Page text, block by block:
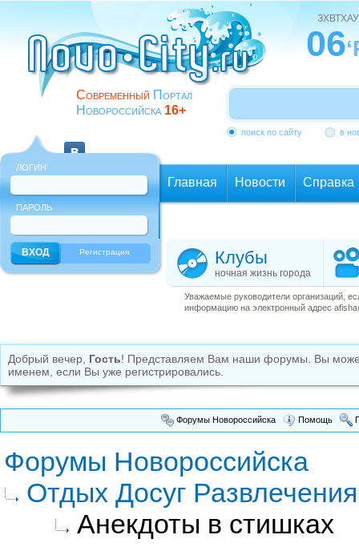
Современный Портал
Новороссийска 16+
ЗХВТХАУ
06
поиск по сайту в
ЛОГИН
ПАРОЛЬ
Регистрация
Главная Новости Справка
Клубы
ночная жизнь города
Уважаемые руководители организаций,
информацию на электронный адрес
Добрый вечер, Гость! Представляем Вам наши форумы. Вы
именем, если Вы уже регистрировались.
Форумы Новороссийска Помощь
Форумы Новороссийска
Отдых Досуг Развлечения
Анекдоты в стишках